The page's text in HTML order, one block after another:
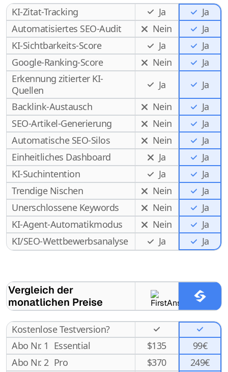
KI-Zitat-Tracking Ja
Ja
Automatisiertes SEO-Audit
Nein
Ja
KI-Sichtbarkeits-Score
Ja
Ja
Google-Ranking-Score
Nein
Ja
Erkennung zitierter KI-
Quellen
Ja
Ja
Backlink-Austausch
Nein
Ja
SEO-Artikel-Generierung
Nein
Ja
Automatische SEO-Silos
Nein
Ja
Einheitliches Dashboard
Ja
Ja
KI-Suchintention
Ja
Ja
Trendige Nischen
Nein
Ja
Unerschlossene Keywords
Nein
Ja
KI-Agent-Automatikmodus
Nein
Ja
KI/SEO-Wettbewerbsanalyse
Ja Ja
Vergleich der
monatlichen Preise
Kostenlose Testversion?
Abo Nr. 1 Essential $135
99€
Abo Nr. 2 Pro $370
249€